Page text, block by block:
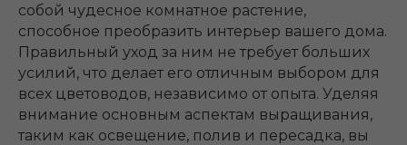
собой чудесное комнатное растение,
способное преобразить интерьер вашего дома.
Правильный уход за ним не требует больших
усилий, что делает его отличным выбором для
всех цветоводов, независимо от опыта. Уделяя
внимание основным аспектам выращивания,
таким как освещение, полив и пересадка, вы